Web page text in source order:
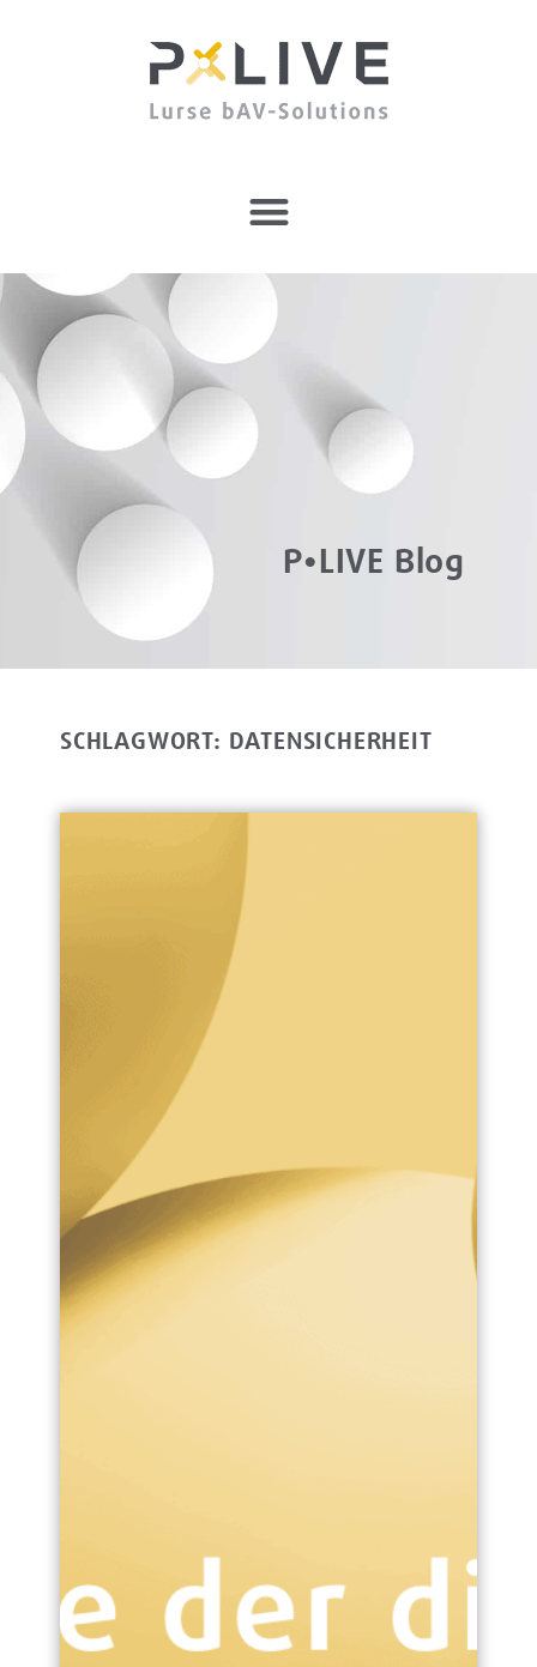
P•LIVE Blog
SCHLAGWORT: DATENSICHERHEIT